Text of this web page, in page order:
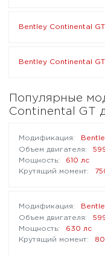
Bentley Continental
Bentley Continental GT
Популярные
Continental GT
610 лс
630 лс